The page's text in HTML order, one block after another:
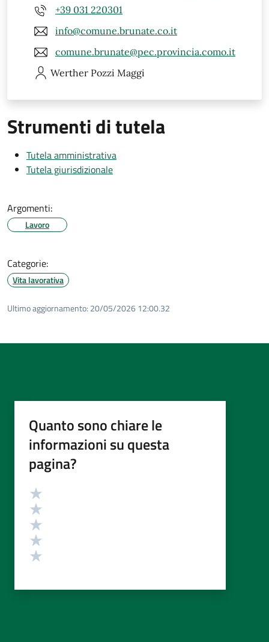
+39 031 220301
info@comune.brunate.co.it
comune.brunate@pec.provincia.como.it
Werther Pozzi Maggi
Strumenti di tutela
Tutela amministrativa
Tutela giurisdizionale
Argomenti:
Lavoro
Categorie:
Vita lavorativa
Ultimo aggiornamento: 20/05/2026 12:00.32
Quanto sono chiare le
informazioni su questa
pagina?
Valutazione